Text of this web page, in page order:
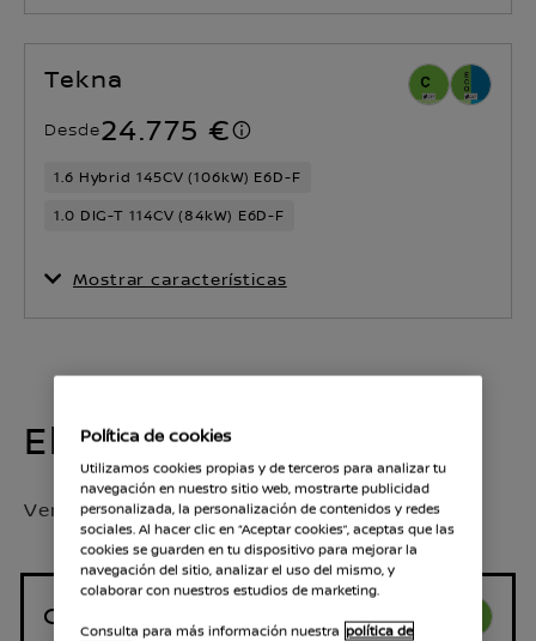
Tekna
Desde24.775 €
1.6 Hybrid 145CV (106kW) E6D-F
1.0 DIG-T 114CV (84kW) E6D-F
Mostrar características
Elige tu motorización
Versión seleccionada:Acenta
Gasolina 84kW (114CV) Manual
Política de cookies
Utilizamos cookies propias y de terceros para analizar tu
navegación en nuestro sitio web, mostrarte publicidad
personalizada, la personalización de contenidos y redes
sociales. Al hacer clic en “Aceptar cookies”, aceptas que las
cookies se guarden en tu dispositivo para mejorar la
navegación del sitio, analizar el uso del mismo, y
colaborar con nuestros estudios de marketing.
Consulta para más información nuestra política de